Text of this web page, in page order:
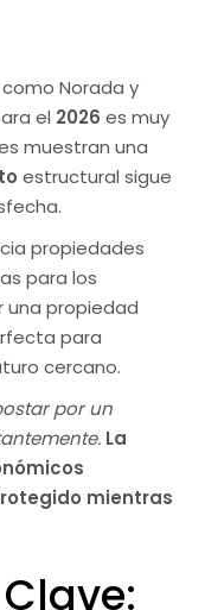
Norada y
el 2026 es muy
muestran una
estructural sigue
propiedades
para los
una propiedad
para
cercano.
por un
La
mientras